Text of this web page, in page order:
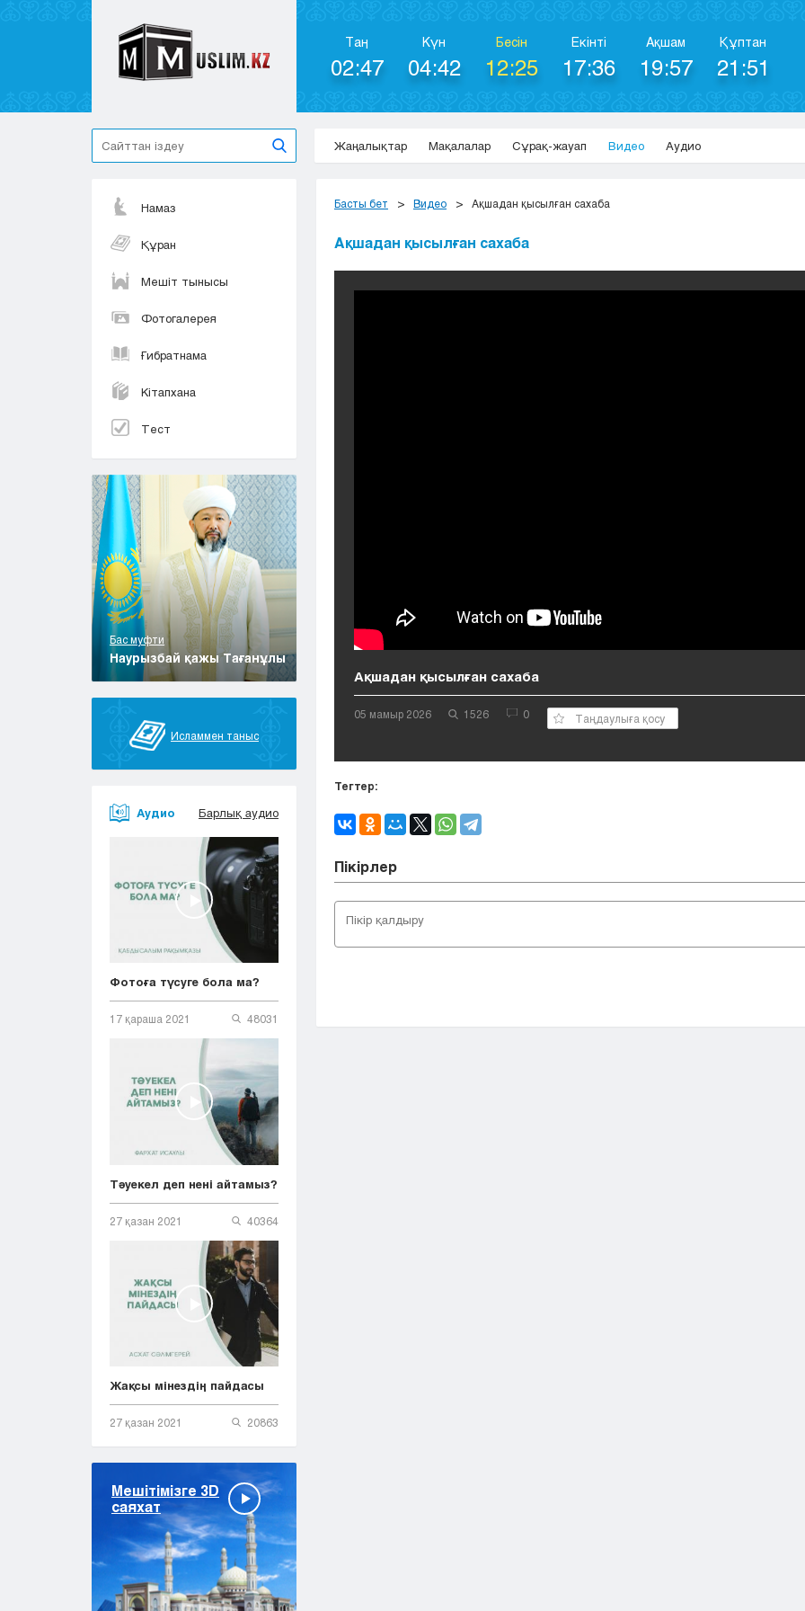
Таң
02:47
Күн
04:42
Бесін
12:25
Екінті
17:36
Ақшам
19:57
Құптан
21:51
Жаңалықтар Мақалалар Сұрақ-жауап Видео Аудио
Намаз
Құран
Мешіт тынысы
Фотогалерея
Ғибратнама
Кітапхана
Тест
Бас муфти
Наурызбай қажы Тағанұлы
Исламмен таныс
Аудио Барлық аудио
Фотоға түсуге бола ма?
17 қараша 2021 48031
Тәуекел деп нені айтамыз?
27 қазан 2021 40364
Жақсы мінездің пайдасы
27 қазан 2021 20863
Мешітімізге 3D
саяхат
Басты бет Видео Ақшадан қысылған сахаба
Ақшадан қысылған сахаба
Ақшадан қысылған сахаба
05 мамыр 2026 1526 0 Таңдаулыға қосу
Тегтер:
Пікірлер